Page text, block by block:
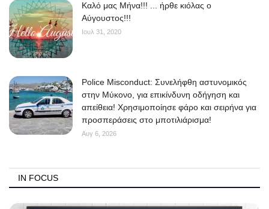
Kαλό μας Μήνα!!! ... ήρθε κιόλας ο
Αύγουστος!!!
Ιουλ 31, 2020
Police Misconduct: Συνελήφθη αστυνομικός
στην Μύκονο, για επικίνδυνη οδήγηση και
απείθεια! Χρησιμοποίησε φάρο και σειρήνα για
προσπεράσεις στο μποτιλιάρισμα!
Αυγ 6, 2026
IN FOCUS